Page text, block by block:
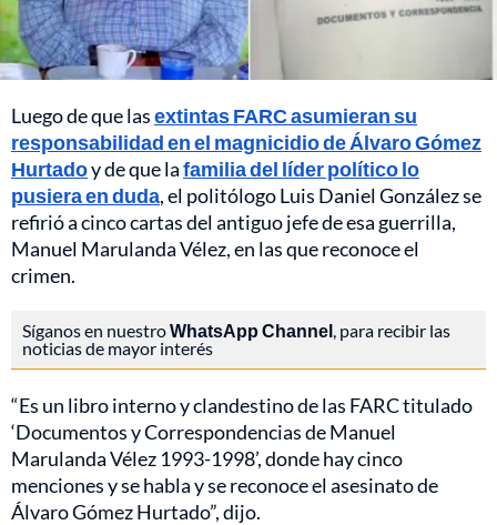
Luego de que lasextintas FARC asumieran su
responsabilidad en el magnicidio de Álvaro Gómez
Hurtadoy de que lafamilia del líder político lo
pusiera en duda, el politólogo Luis Daniel González se
refirió a cinco cartas del antiguo jefe de esa guerrilla,
Manuel Marulanda Vélez, en las que reconoce el
crimen.
Síganos en nuestroWhatsApp Channel , para recibir las
noticias de mayor interés
“Es un libro interno y clandestino de las FARC titulado
‘Documentos y Correspondencias de Manuel
Marulanda Vélez 1993-1998’, donde hay cinco
menciones y se habla y se reconoce el asesinato de
Álvaro Gómez Hurtado”, dijo.